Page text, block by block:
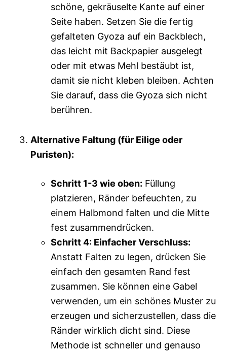
schöne, gekräuselte Kante auf einer
Seite haben. Setzen Sie die fertig
gefalteten Gyoza auf ein Backblech,
das leicht mit Backpapier ausgelegt
oder mit etwas Mehl bestäubt ist,
damit sie nicht kleben bleiben. Achten
Sie darauf, dass die Gyoza sich nicht
berühren.
Alternative Faltung (für Eilige oder
Puristen):
Schritt 1-3 wie oben: Füllung
platzieren, Ränder befeuchten, zu
einem Halbmond falten und die Mitte
fest zusammendrücken.
Schritt 4: Einfacher Verschluss:
Anstatt Falten zu legen, drücken Sie
einfach den gesamten Rand fest
zusammen. Sie können eine Gabel
verwenden, um ein schönes Muster zu
erzeugen und sicherzustellen, dass die
Ränder wirklich dicht sind. Diese
Methode ist schneller und genauso